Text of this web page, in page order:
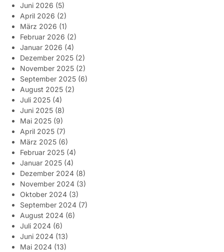
Juni 2026 (5)
April 2026 (2)
März 2026 (1)
Februar 2026 (2)
Januar 2026 (4)
Dezember 2025 (2)
November 2025 (2)
September 2025 (6)
August 2025 (2)
Juli 2025 (4)
Juni 2025 (8)
Mai 2025 (9)
April 2025 (7)
März 2025 (6)
Februar 2025 (4)
Januar 2025 (4)
Dezember 2024 (8)
November 2024 (3)
Oktober 2024 (3)
September 2024 (7)
August 2024 (6)
Juli 2024 (6)
Juni 2024 (13)
Mai 2024 (13)